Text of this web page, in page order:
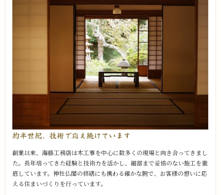
約半世紀、技術で応え続けています
創業以来、海藤工務店は木工事を中心に数多くの現場と向き合ってきまし
た。長年培ってきた経験と技術力を活かし、細部まで妥協のない施工を徹
底しています。神社仏閣の修繕にも携わる確かな腕で、お客様の想いに応
える住まいづくりを行っています。